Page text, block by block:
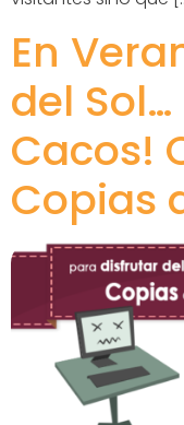
En
del Sol…
Cacos!
Copias